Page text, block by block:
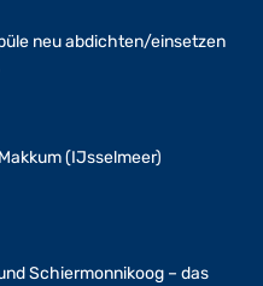
neu abdichten/einsetzen
(IJsselmeer)
Schiermonnikoog – das